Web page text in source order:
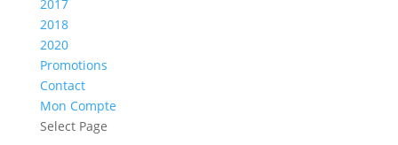
2017
2018
2020
Promotions
Contact
Mon Compte
Select Page